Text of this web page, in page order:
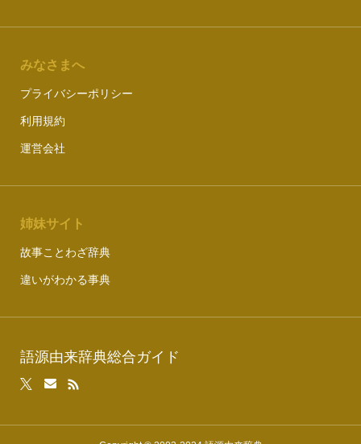
みなさまへ
プライバシーポリシー
利用規約
運営会社
姉妹サイト
故事ことわざ辞典
違いがわかる事典
語源由来辞典総合ガイド